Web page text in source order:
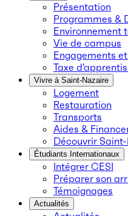
Présentation
Programmes &
Environnement
Vie de campus
Engagements
Taxe
Vivre à Saint-Nazaire
Logement
Restauration
Transports
Aides &
Découvrir
Étudiants Internationaux
Intégrer CESI
Préparer son
Témoignages
Actualités